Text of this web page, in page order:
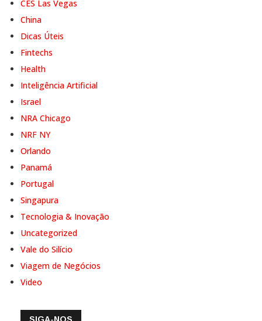
CES Las Vegas
China
Dicas Úteis
Fintechs
Health
Inteligência Artificial
Israel
NRA Chicago
NRF NY
Orlando
Panamá
Portugal
Singapura
Tecnologia & Inovação
Uncategorized
Vale do Silício
Viagem de Negócios
Video